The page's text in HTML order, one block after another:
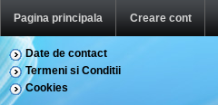
Pagina principala Creare cont
Date de contact
Termeni si Conditii
Cookies